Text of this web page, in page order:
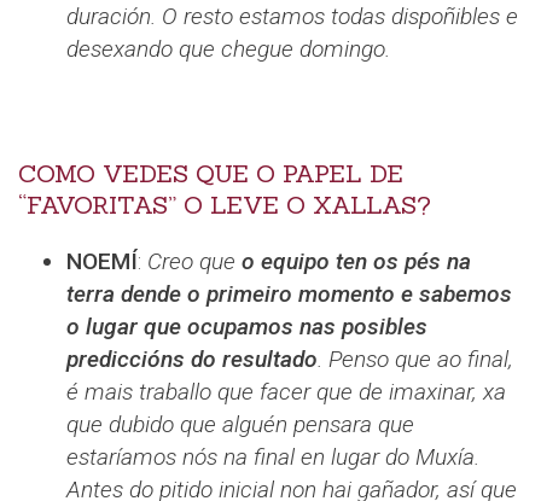
duración. O resto estamos todas dispoñibles e
desexando que chegue domingo.
COMO VEDES QUE O PAPEL DE
“FAVORITAS” O LEVE O XALLAS?
NOEMÍ: Creo que o equipo ten os pés na
terra dende o primeiro momento e sabemos
o lugar que ocupamos nas posibles
prediccións do resultado. Penso que ao final,
é mais traballo que facer que de imaxinar, xa
que dubido que alguén pensara que
estaríamos nós na final en lugar do Muxía.
Antes do pitido inicial non hai gañador, así que